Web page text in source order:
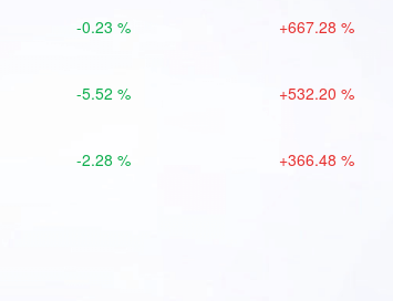
-0.23 % +667.28 %
-5.52 % +532.20 %
-2.28 % +366.48 %